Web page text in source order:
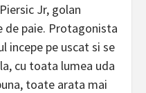
Jr, golan
de paie. Protagonista
incepe pe uscat si se
cu toata lumea uda
toate arata mai